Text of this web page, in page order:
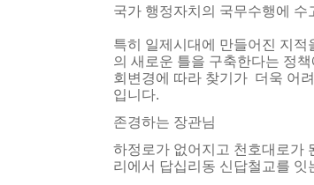
국가 행정자치의 국무수행에 수
특히 일제시대에 만들어진 지
의 새로운 틀을 구축한다는 정
회변경에 따라 찾기가 더욱 어
입니다.
존경하는 장관님
하정로가 없어지고 천호대로가
리에서 답십리동 신답철교를